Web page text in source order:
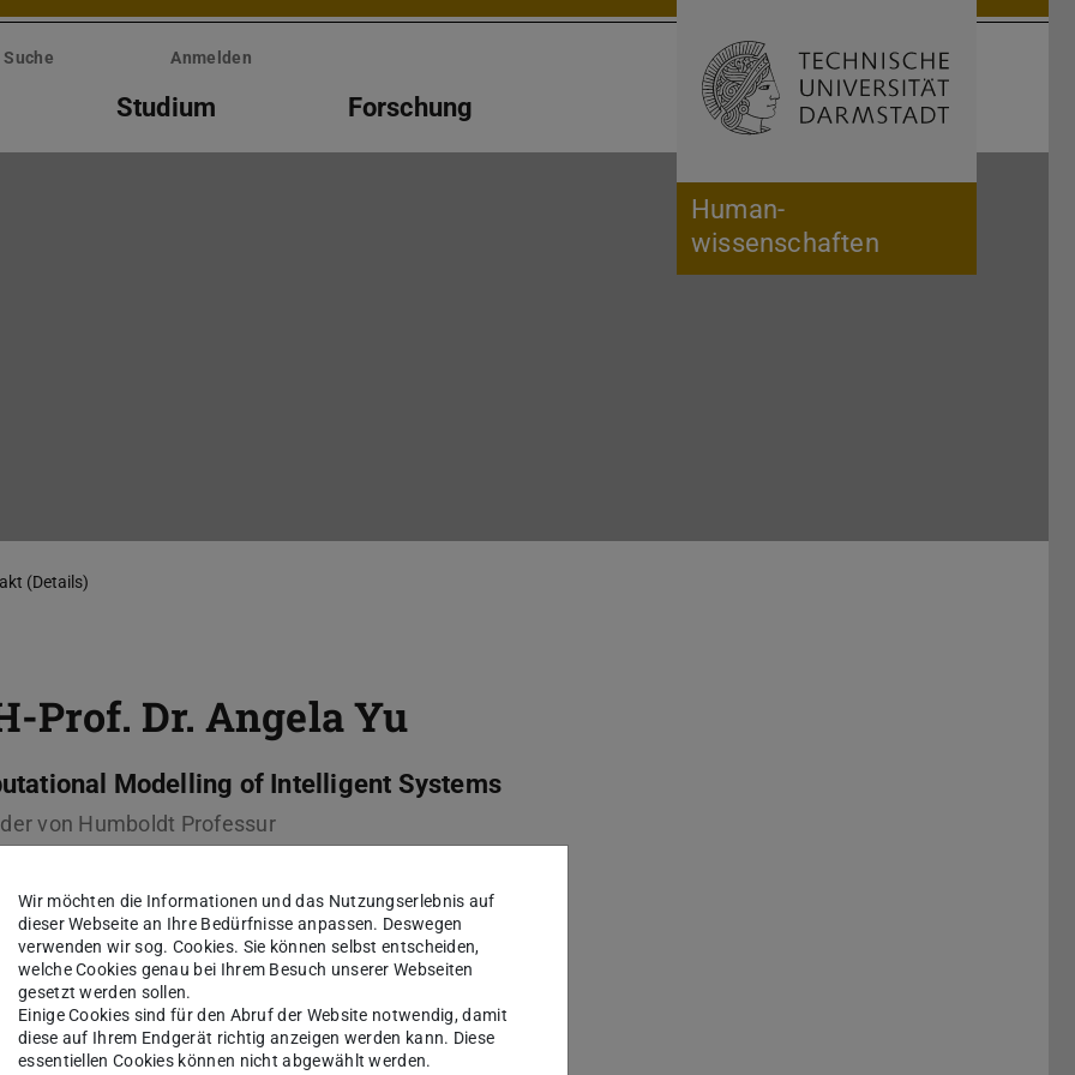
Human­
wissenschaften
Suche Anmelden
Studium Forschung Suche öffnen
(Details)
Prof. Dr. Angela Yu
Modelling of Intelligent Systems
von Humboldt Professur
Modelling of Intelligent Systems
Wir möchten die Informationen und das Nutzungserlebnis auf
dieser Webseite an Ihre Bedürfnisse anpassen. Deswegen
verwenden wir sog. Cookies. Sie können selbst entscheiden,
welche Cookies genau bei Ihrem Besuch unserer Webseiten
gesetzt werden sollen.
Einige Cookies sind für den Abruf der Website notwendig, damit
diese auf Ihrem Endgerät richtig anzeigen werden kann. Diese
essentiellen Cookies können nicht abgewählt werden.